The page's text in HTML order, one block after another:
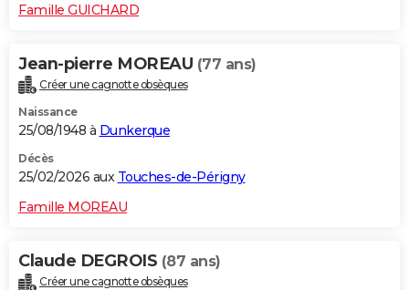
Famille GUICHARD
Jean-pierre MOREAU (77 ans)
Créer une cagnotte obsèques
Naissance
25/08/1948 à Dunkerque
Décès
25/02/2026 aux Touches-de-Périgny
Famille MOREAU
Claude DEGROIS (87 ans)
Créer une cagnotte obsèques